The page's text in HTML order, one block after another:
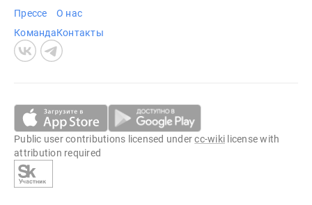
Прессе
Команда
О нас
Контакты
Public user contributions licensed undercc-wiki license with
attribution required